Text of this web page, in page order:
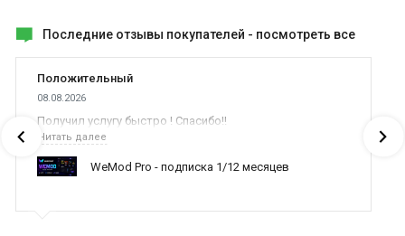
Последние отзывы покупателей - посмотреть все
Положительный
08.08.2026
Получил услугу быстро ! Спасибо!!
Читать далее
WeMod Pro - подписка 1/12 месяцев